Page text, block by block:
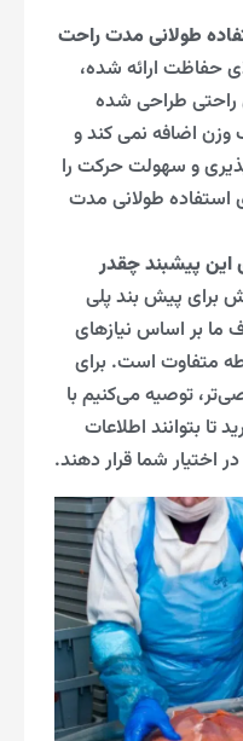
طولانی مدت راحت
حفاظت ارائه شده،
راحتی طراحی شده
اضافه نمی کند و
و سهولت حرکت را
استفاده طولانی مدت
پیشبند چقدر
برای پیش بند پلی
ما بر اساس نیازهای
متفاوت است. برای
توصیه می‌کنیم با
تا بتوانند اطلاعات
اختیار شما قرار دهند.